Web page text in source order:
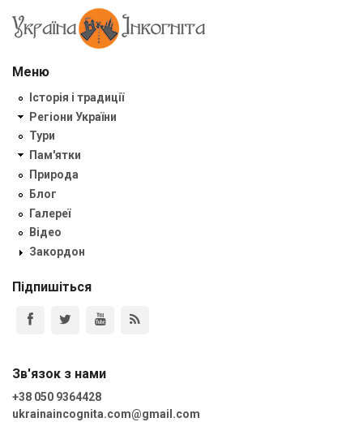
Меню
Історія і традиції
Регіони України
Тури
Пам'ятки
Природа
Блог
Галереї
Відео
Закордон
Підпишіться
Зв'язок з нами
+38 050 9364428
ukrainaincognita.com@gmail.com